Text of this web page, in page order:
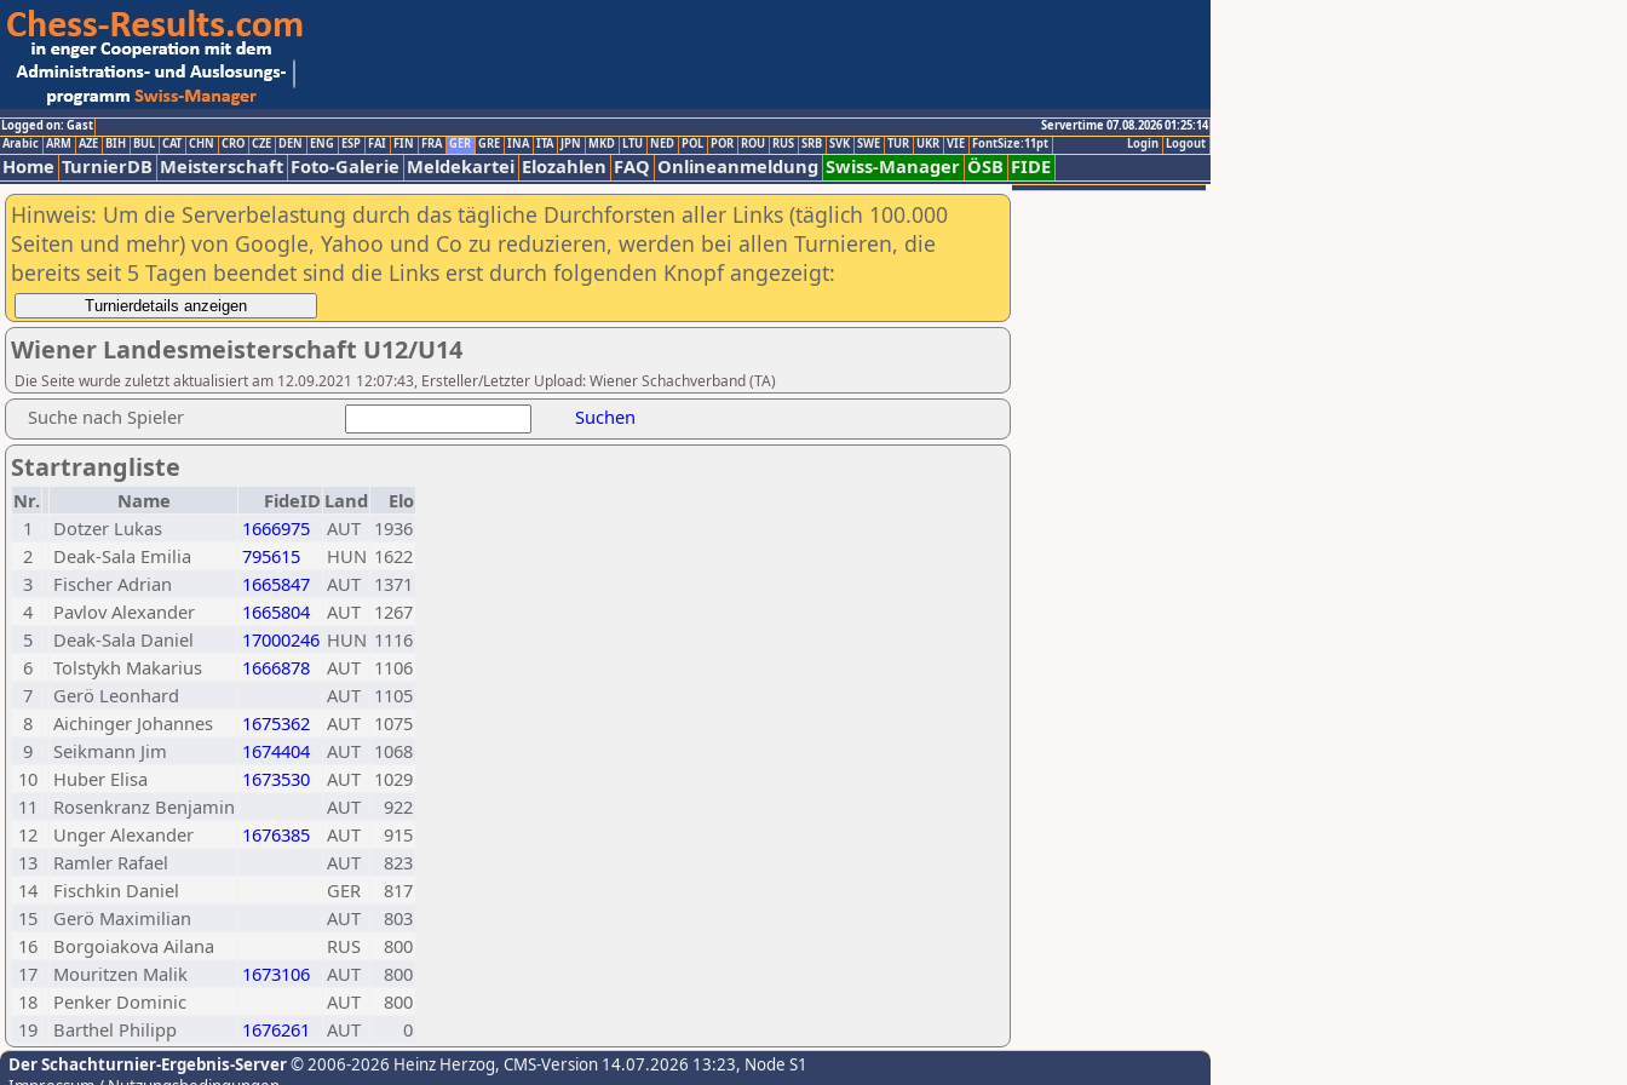
Logged on: Gast
Servertime 07.08.2026 01:25:14
Logout
Login
Arabic ARM AZE BIH BUL CAT CHN CRO CZE DEN ENG ESP FAI FIN FRA GER GRE INA ITA JPN MKD LTU NED POL POR ROU RUS SRB SVK SWE TUR UKR VIE FontSize:11pt
Home TurnierDB Meisterschaft Foto-Galerie Meldekartei Elozahlen FAQ Onlineanmeldung Swiss-Manager ÖSB FIDE
Hinweis: Um die Serverbelastung durch das tägliche Durchforsten aller Links (täglich 100.000
Seiten und mehr) von Google, Yahoo und Co zu reduzieren, werden bei allen Turnieren, die
bereits seit 5 Tagen beendet sind die Links erst durch folgenden Knopf angezeigt:
Wiener Landesmeisterschaft U12/U14
Die Seite wurde zuletzt aktualisiert am 12.09.2021 12:07:43, Ersteller/Letzter Upload: Wiener Schachverband (TA)
Suche nach Spieler Suchen
Startrangliste
Nr. Name FideID Land
Elo
1
Dotzer Lukas 1666975 AUT 1936
2
Deak-Sala Emilia 795615 HUN 1622
3
Fischer Adrian 1665847 AUT 1371
4
Pavlov Alexander 1665804 AUT 1267
5
Deak-Sala Daniel 17000246 HUN 1116
6
Tolstykh Makarius 1666878 AUT 1106
7
Gerö Leonhard AUT 1105
8
Aichinger Johannes 1675362 AUT 1075
9
Seikmann Jim 1674404 AUT 1068
10
Huber Elisa 1673530 AUT 1029
11
Rosenkranz Benjamin AUT
922
12
Unger Alexander 1676385 AUT
915
13
Ramler Rafael AUT
823
14
Fischkin Daniel GER
817
15
Gerö Maximilian AUT
803
16
Borgoiakova Ailana RUS
800
17
Mouritzen Malik 1673106 AUT
800
18
Penker Dominic AUT
800
19
Barthel Philipp 1676261 AUT 0
Der Schachturnier-Ergebnis-Server© 2006-2026 Heinz Herzog, CMS-Version 14.07.2026 13:23, Node S1